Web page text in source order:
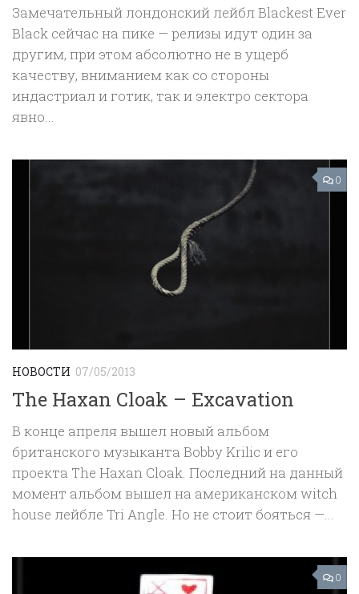
Замечательный лондонский лейбл Blackest Ever
Black сейчас на пике — релизы идут один за
другим, при этом абсолютно не в ущерб
качеству, вниманием как со стороны
индастриал и готик, так и электро сектора
явно...
0
НОВОСТИ 07/05/2013
The Haxan Cloak ‎– Excavation
В конце апреля вышел новый альбом
британского музыканта Bobby Krilic и его
проекта The Haxan Cloak. Последний на данный
момент альбом вышел на американском witch
house лейбле Tri Angle. Но не стоит бояться —...
0